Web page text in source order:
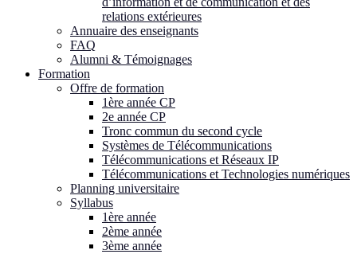
relations extérieures
Annuaire des enseignants
FAQ
Alumni & Témoignages
Formation
Offre de formation
1ère année CP
2e année CP
Tronc commun du second cycle
Systèmes de Télécommunications
Télécommunications et Réseaux IP
Télécommunications et Technologies numériques
Planning universitaire
Syllabus
1ère année
2ème année
3ème année